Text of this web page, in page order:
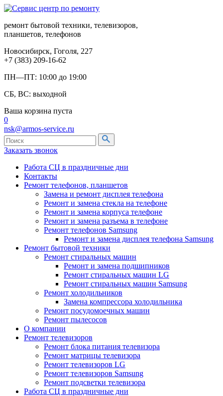
ремонт бытовой техники, телевизоров,
планшетов, телефонов
Новосибирск, Гоголя, 227
+7 (383) 209-16-62
ПН—ПТ: 10:00 до 19:00
СБ, ВС: выходной
Ваша корзина пуста
0
nsk@armos-service.ru
Заказать звонок
Работа СЦ в праздничные дни
Контакты
Ремонт телефонов, планшетов
Замена и ремонт дисплея телефона
Ремонт и замена стекла на телефоне
Ремонт и замена корпуса телефоне
Ремонт и замена разъема в телефоне
Ремонт телефонов Samsung
Ремонт и замена дисплея телефона Samsung
Ремонт бытовой техники
Ремонт стиральных машин
Ремонт и замена подшипников
Ремонт стиральных машин LG
Ремонт стиральных машин Samsung
Ремонт холодильников
Замена компрессора холодильника
Ремонт посудомоечных машин
Ремонт пылесосов
О компании
Ремонт телевизоров
Ремонт блока питания телевизора
Ремонт матрицы телевизора
Ремонт телевизоров LG
Ремонт телевизоров Samsung
Ремонт подсветки телевизора
Работа СЦ в праздничные дни